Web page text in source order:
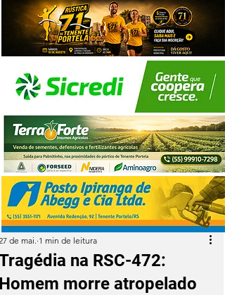
na RSC-472:
morre atropelado
de mai. 1 min de leitura